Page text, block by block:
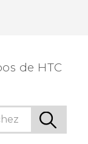
de HTC